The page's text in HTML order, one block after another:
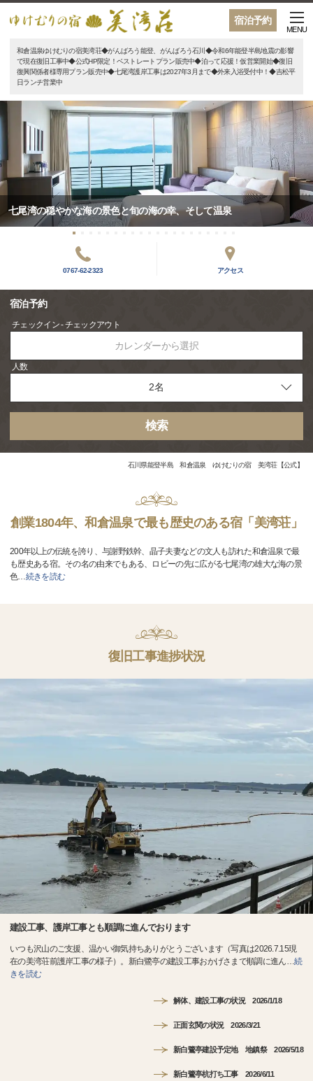
宿泊予約
MENU
和倉温泉ゆけむりの宿美湾荘◆がんばろう能登、がんばろう石川◆令和6年能登半島地震の影響
で現在復旧工事中◆公式HP限定！ベストレートプラン販売中◆泊って応援！仮営業開始◆復旧
復興関係者様専用プラン販売中◆七尾湾護岸工事は2027年3月まで◆外来入浴受付中！◆吉松平
日ランチ営業中
七尾湾の穏やかな海の景色と旬の海の幸、そして温泉
0767-62-2323 アクセス
宿泊予約
チェックイン - チェックアウト
カレンダーから選択
人数
検索
石川県能登半島 和倉温泉 ゆけむりの宿 美湾荘【公式】
創業1804年、和倉温泉で最も歴史のある宿「美湾荘」
200年以上の伝統を誇り、与謝野鉄幹、晶子夫妻などの文人も訪れた和倉温泉で最
も歴史ある宿。その名の由来でもある、ロビーの先に広がる七尾湾の雄大な海の景
色…続きを読む
復旧工事進捗状況
建設工事、護岸工事とも順調に進んでおります
いつも沢山のご支援、温かい御気持ちありがとうございます（写真は2026.7.15現
在の美湾荘前護岸工事の様子）。新白鷺亭の建設工事おかげさまで順調に進ん…続
きを読む
解体、建設工事の状況 2026/1/18
正面玄関の状況 2026/3/21
新白鷺亭建設予定地 地鎮祭 2026/5/18
新白鷺亭杭打ち工事 2026/6/11